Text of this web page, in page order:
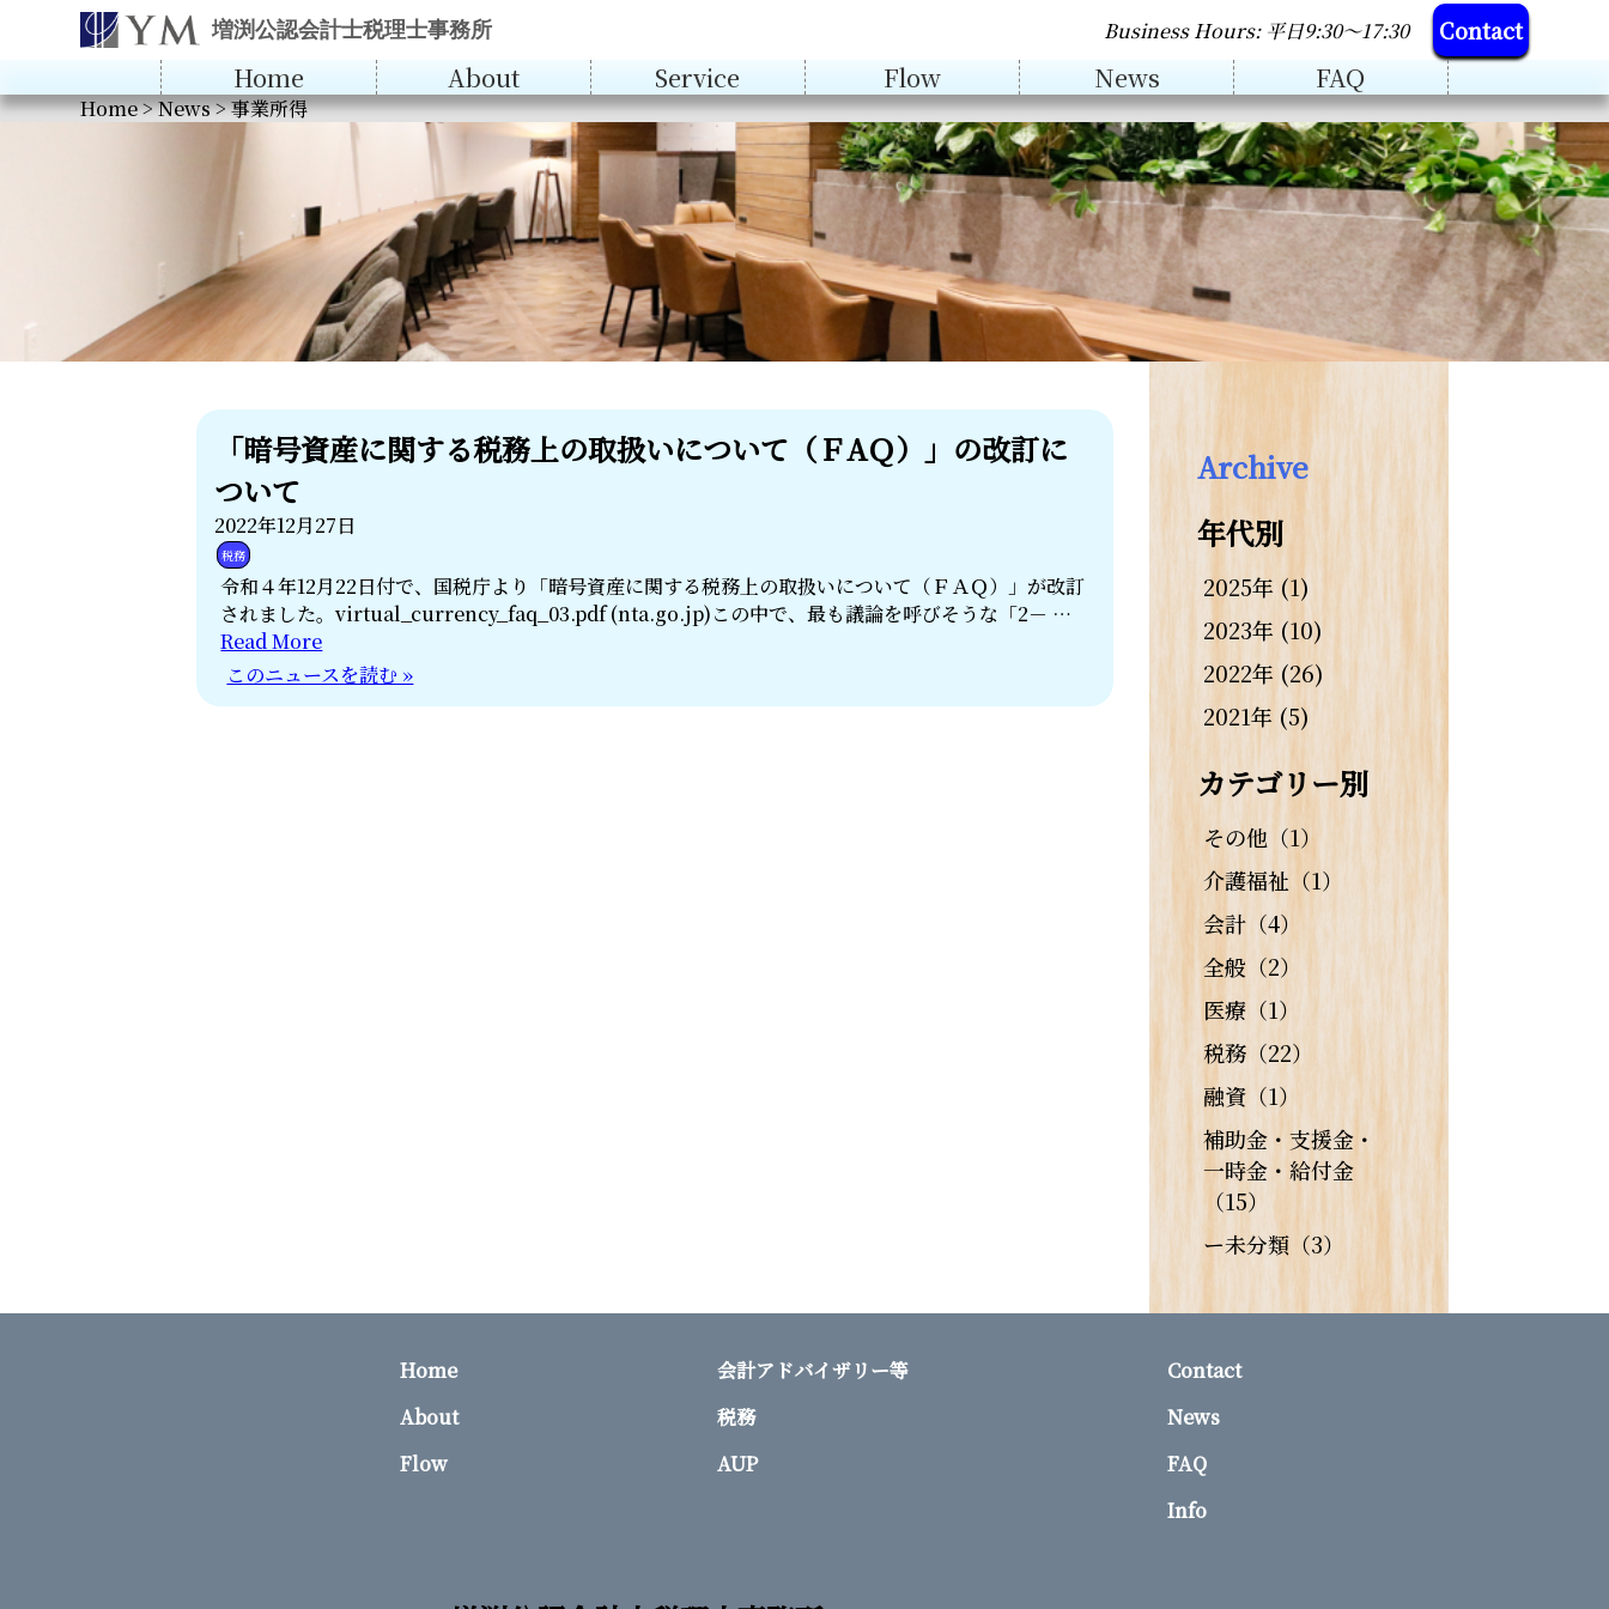
増渕公認会計士税理士事務所 Business Hours: 平日9:30～17:30 Contact
Home About
Service
会計アドバイザリ
ー等
税務
AUP
Flow News FAQ
Home>News>事業所得
「暗号資産に関する税務上の取扱いについて（ＦAＱ）」の改訂に
ついて
2022年12月27日
税務
令和４年12月22日付で、国税庁より「暗号資産に関する税務上の取扱いについて（ＦＡＱ）」が改訂
されました。virtual_currency_faq_03.pdf (nta.go.jp)この中で、最も議論を呼びそうな「2－ …
Read More
このニュースを読む »
Archive
年代別
2025年 (1)
2023年 (10)
2022年 (26)
2021年 (5)
カテゴリー別
その他（1）
介護福祉（1）
会計（4）
全般（2）
医療（1）
税務（22）
融資（1）
補助金・支援金・
一時金・給付金
（15）
ー未分類（3）
Home
About
Flow
会計アドバイザリー等
税務
AUP
Contact
News
FAQ
Info